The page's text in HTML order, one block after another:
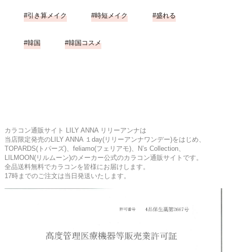
引き算メイク 時短メイク 盛れる
韓国 韓国コスメ
カラコン通販サイト LILY ANNA リリーアンナは
当店限定発売のLILY ANNA １day(リリーアンナワンデー)をはじめ、
TOPARDS(トパーズ)、feliamo(フェリアモ)、N’s Collection、
LILMOON(リルムーン)のメーカー公式のカラコン通販サイトです。
全品送料無料でカラコンを皆様にお届けします。
17時までのご注文は当日発送いたします。